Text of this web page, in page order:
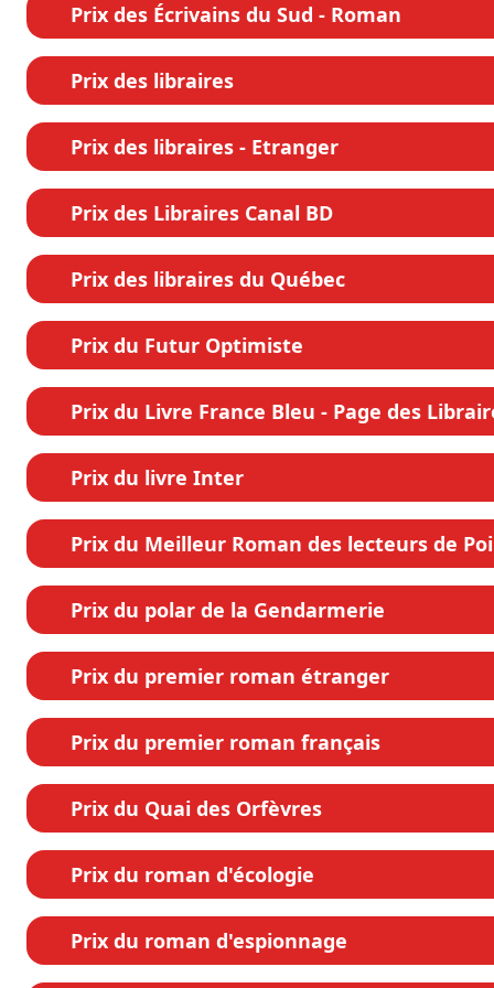
Prix des Écrivains du Sud - Roman
Prix des libraires
Prix des libraires - Etranger
Prix des Libraires Canal BD
Prix des libraires du Québec
Prix du Futur Optimiste
Prix du Livre France Bleu - Page des
Prix du livre Inter
Prix du Meilleur Roman des lecteurs de
Prix du polar de la Gendarmerie
Prix du premier roman étranger
Prix du premier roman français
Prix du Quai des Orfèvres
Prix du roman d'écologie
Prix du roman d'espionnage